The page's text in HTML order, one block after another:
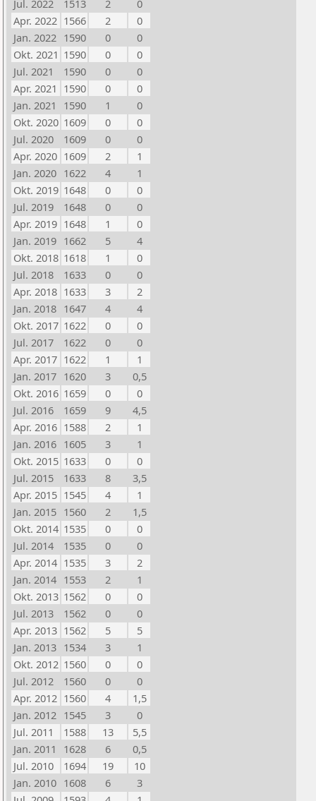
Jul. 2022
1513 2
0
Apr. 2022 1566 2
0
Jan. 2022 1590 0
0
Okt. 2021 1590 0
0
Jul. 2021
1590 0
0
Apr. 2021 1590 0
0
Jan. 2021
1590 1
0
Okt. 2020 1609 0
0
Jul. 2020
1609 0
0
Apr. 2020 1609 2
1
Jan. 2020 1622 4
1
Okt. 2019 1648 0
0
Jul. 2019
1648 0
0
Apr. 2019 1648 1
0
Jan. 2019 1662 5
4
Okt. 2018 1618 1
0
Jul. 2018
1633 0
0
Apr. 2018 1633 3
2
Jan. 2018 1647 4
4
Okt. 2017 1622 0
0
Jul. 2017
1622 0
0
Apr. 2017 1622 1
1
Jan. 2017 1620 3
0,5
Okt. 2016 1659 0
0
Jul. 2016
1659 9
4,5
Apr. 2016 1588 2
1
Jan. 2016 1605 3
1
Okt. 2015 1633 0
0
Jul. 2015
1633 8
3,5
Apr. 2015 1545 4
1
Jan. 2015 1560 2
1,5
Okt. 2014 1535 0
0
Jul. 2014
1535 0
0
Apr. 2014 1535 3
2
Jan. 2014 1553 2
1
Okt. 2013 1562 0
0
Jul. 2013
1562 0
0
Apr. 2013 1562 5
5
Jan. 2013 1534 3
1
Okt. 2012 1560 0
0
Jul. 2012
1560 0
0
Apr. 2012 1560 4
1,5
Jan. 2012 1545 3
0
Jul. 2011
1588 13
5,5
Jan. 2011
1628 6
0,5
Jul. 2010
1694 19
10
Jan. 2010 1608 6
3